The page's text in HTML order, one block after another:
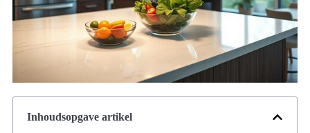
Inhoudsopgave artikel